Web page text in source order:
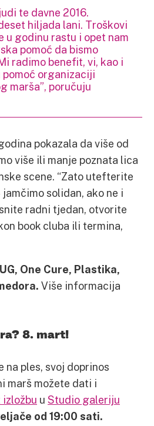
te davne 2016.
hiljada lani. Troškovi
u godinu rastu i opet nam
pomoć da bismo
radimo benefit, vi, kao i
pomoć organizaciji
marša”, poručuju
pokazala da više od
više ili manje poznata lica
scene. “Zato utefterite
solidan, ako ne i
radni tjedan, otvorite
book cluba ili termina,
One Cure, Plastika,
Više informacija
8. mart!
na ples, svoj doprinos
marš možete dati i
u Studio galeriju
od 19:00 sati.